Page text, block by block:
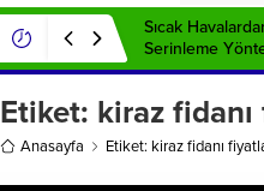
Sıcak
Serinleme
Etiket: kiraz fidanı
Anasayfa Etiket: kiraz fidanı